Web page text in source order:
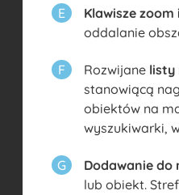
Klawisze
oddalanie
Rozwijanelisty
stanowiącą
obiektów na
wyszukiwarki,
Dodawanie do
lub obiekt.